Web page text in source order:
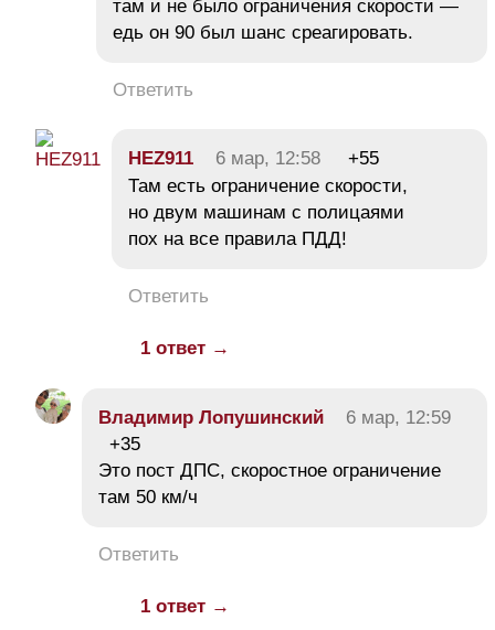
там и не было ограничения скорости —
едь он 90 был шанс среагировать.
Ответить
HEZ911 6 мар, 12:58
+55
Там есть ограничение скорости,
но двум машинам с полицаями
пох на все правила ПДД!
Ответить
1 ответ →
Владимир Лопушинский
6 мар, 12:59
+35
Это пост ДПС, скоростное ограничение
там 50 км/ч
Ответить
1 ответ →